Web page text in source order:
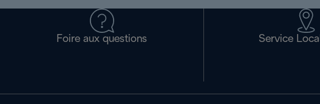
Foire aux questions Service